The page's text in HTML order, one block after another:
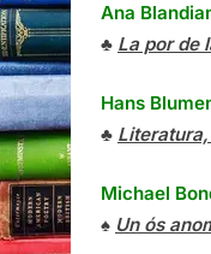
Ana
♣ La por de
Hans
♣
Michael
♠ Un ós